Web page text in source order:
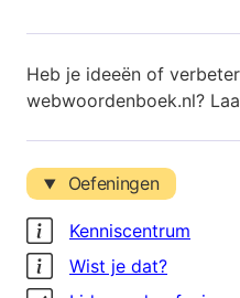
Heb je ideeën of
webwoordenboek.nl?
Oefeningen
Kenniscentrum
Wist je dat?